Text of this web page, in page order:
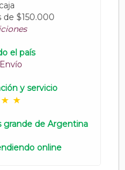
de $150.000
el país
y servicio
grande de Argentina
online